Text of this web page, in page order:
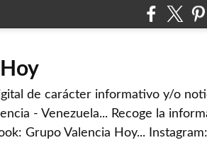
de carácter informativo y/o
- Venezuela... Recoge la
Grupo Valencia Hoy...